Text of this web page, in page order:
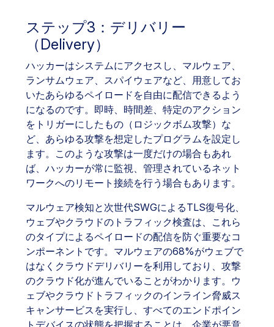
ステップ3：デリバリー
（Delivery）
ハッカーはシステムにアクセスし、マルウェア、
ランサムウェア、スパイウェアなど、用意してお
いたあらゆるペイロードを自由に配信できるよう
になるのです。即時、時間差、特定のアクション
をトリガーにしたもの（ロジックボム攻撃）な
ど、あらゆる攻撃を想定したプログラムを設定し
ます。このような攻撃は一度だけの場合もあれ
ば、ハッカーが常に監視、管理されているネット
ワークへのリモート接続を行う場合もあります。
マルウェア検知と次世代SWGによるTLS復号化、
ウェブやクラウドのトラフィック検査は、これら
のタイプによるペイロードの配信を防ぐ重要なコ
ンポーネントです。マルウェアの68%がウェブで
はなくクラウドデリバリーを利用しており、攻撃
のクラウド化が進んでいることがわかります。ウ
ェブやクラウドトラフィックのインライン脅威ス
キャンサービスを実行し、すべてのエンドポイン